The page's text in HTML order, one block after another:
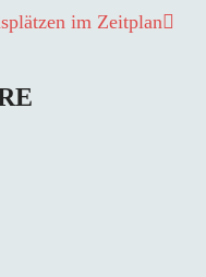
im Zeitplan